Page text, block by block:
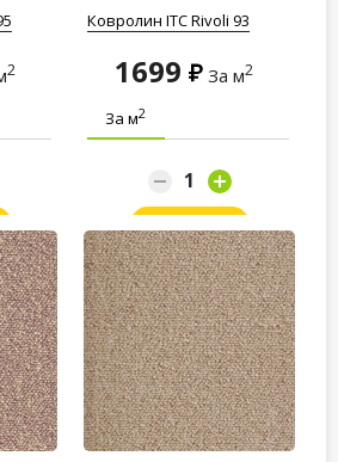
2
Ковролин ITC Rivoli 93
1699 За м2
За м2